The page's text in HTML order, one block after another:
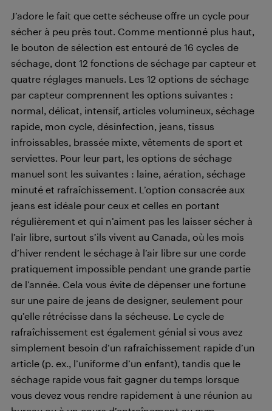
J’adore le fait que cette sécheuse offre un cycle pour
sécher à peu près tout. Comme mentionné plus haut,
le bouton de sélection est entouré de 16 cycles de
séchage, dont 12 fonctions de séchage par capteur et
quatre réglages manuels. Les 12 options de séchage
par capteur comprennent les options suivantes :
normal, délicat, intensif, articles volumineux, séchage
rapide, mon cycle, désinfection, jeans, tissus
infroissables, brassée mixte, vêtements de sport et
serviettes. Pour leur part, les options de séchage
manuel sont les suivantes : laine, aération, séchage
minuté et rafraîchissement. L’option consacrée aux
jeans est idéale pour ceux et celles en portant
régulièrement et qui n’aiment pas les laisser sécher à
l’air libre, surtout s’ils vivent au Canada, où les mois
d’hiver rendent le séchage à l’air libre sur une corde
pratiquement impossible pendant une grande partie
de l’année. Cela vous évite de dépenser une fortune
sur une paire de jeans de designer, seulement pour
qu’elle rétrécisse dans la sécheuse. Le cycle de
rafraîchissement est également génial si vous avez
simplement besoin d’un rafraîchissement rapide d’un
article (p. ex., l’uniforme d’un enfant), tandis que le
séchage rapide vous fait gagner du temps lorsque
vous devez vous rendre rapidement à une réunion au